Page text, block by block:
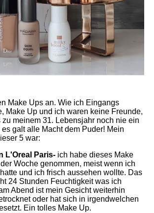
Make Ups an. Wie ich Eingangs
Make Up und ich waren keine Freunde,
meinem 31. Lebensjahr noch nie ein
galt alle Macht dem Puder! Mein
5 war:
L'Oreal Paris- ich habe dieses Make
Woche genommen, meist wenn ich
und ich frisch aussehen wollte. Das
24 Stunden Feuchtigkeit was ich
Abend ist mein Gesicht weiterhin
oder hat sich in irgendwelchen
Ein tolles Make Up.